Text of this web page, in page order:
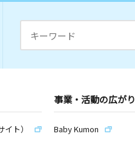
ト）
事業・活動の広がり
Baby Kumon